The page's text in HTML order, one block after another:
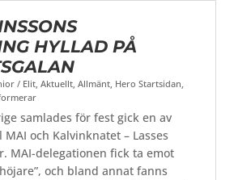
HYLLAD PÅ
/ Elit,Aktuellt,Allmänt, Hero Startsidan,
samlades för fest gick en av
och Kalvinknatet – Lasses
MAI-delegationen fick ta emot
och bland annat fanns